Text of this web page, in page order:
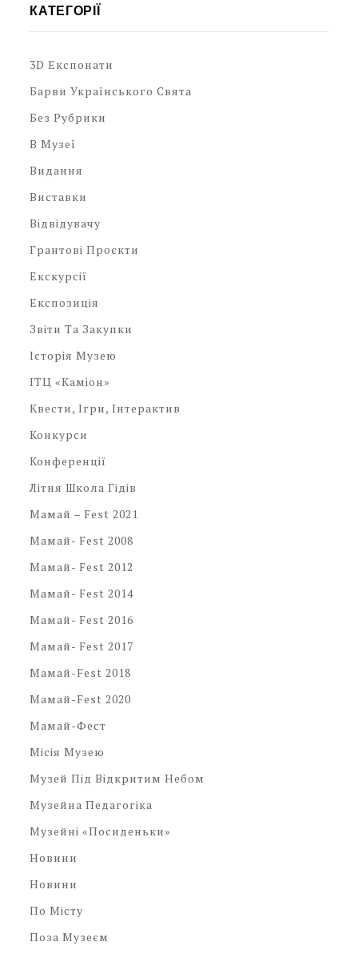
КАТЕГОРІЇ
3D Експонати
Барви Українського Свята
Без Рубрики
В Музеї
Видання
Виставки
Відвідувачу
Грантові Проєкти
Екскурсії
Експозиція
Звіти Та Закупки
Історія Музею
ІТЦ «Каміон»
Квести, Ігри, Інтерактив
Конкурси
Конференції
Літня Школа Гідів
Мамай – Fest 2021
Мамай- Fest 2008
Мамай- Fest 2012
Мамай- Fest 2014
Мамай- Fest 2016
Мамай- Fest 2017
Мамай-Fest 2018
Мамай-Fest 2020
Мамай-Фест
Місія Музею
Музей Під Відкритим Небом
Музейна Педагогіка
Музейні «посиденьки»
Новини
Новини
По Місту
Поза Музеєм